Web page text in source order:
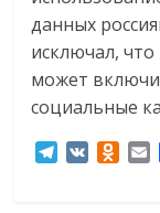
данных
исключал,
может
социальные
T
V
O
E